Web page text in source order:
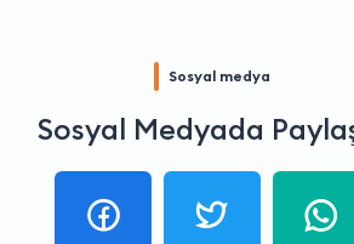
Sosyal medya
Sosyal Medyada